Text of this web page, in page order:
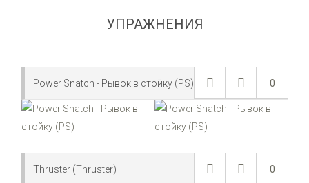
УПРАЖНЕНИЯ
0
Power Snatch - Рывок в стойку (PS)
0
Thruster (Thruster)